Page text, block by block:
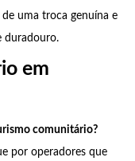
uma troca genuína e
duradouro.
em
comunitário?
por operadores que